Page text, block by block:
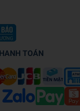
TOÁN